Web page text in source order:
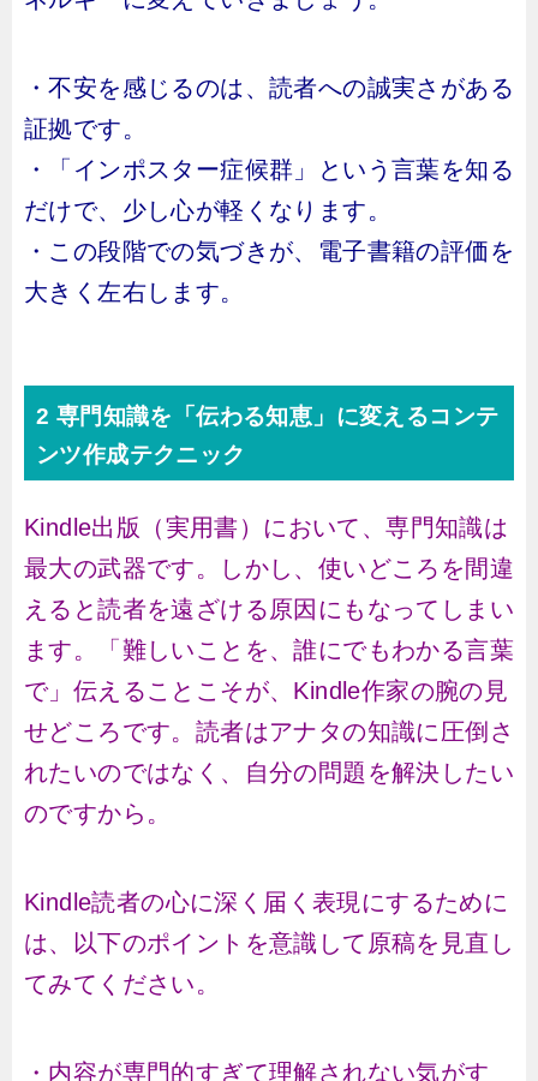
・不安を感じるのは、読者への誠実さがある
証拠です。
・「インポスター症候群」という言葉を知る
だけで、少し心が軽くなります。
・この段階での気づきが、電子書籍の評価を
大きく左右します。
2 専門知識を「伝わる知恵」に変えるコンテ
ンツ作成テクニック
Kindle出版（実用書）において、専門知識は
最大の武器です。しかし、使いどころを間違
えると読者を遠ざける原因にもなってしまい
ます。「難しいことを、誰にでもわかる言葉
で」伝えることこそが、Kindle作家の腕の見
せどころです。読者はアナタの知識に圧倒さ
れたいのではなく、自分の問題を解決したい
のですから。
Kindle読者の心に深く届く表現にするために
は、以下のポイントを意識して原稿を見直し
てみてください。
・内容が専門的すぎて理解されない気がす